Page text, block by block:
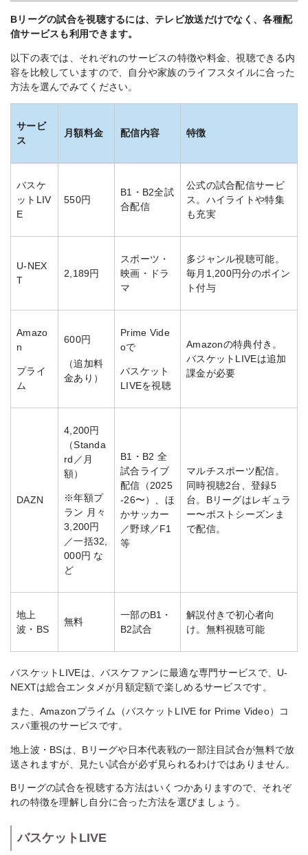
Bリーグの試合を視聴するには、テレビ放送だけでなく、各種配
信サービスも利用できます。
以下の表では、それぞれのサービスの特徴や料金、視聴できる内
容を比較していますので、自分や家族のライフスタイルに合った
方法を選んでみてください。
サービ
ス
月額料金 配信内容 特徴
バスケ
ットLIV
E
550円
B1・B2全試
合配信
公式の試合配信サービ
ス。ハイライトや特集
も充実
U-NEX
T
2,189円
スポーツ・
映画・ドラ
マ
多ジャンル視聴可能。
毎月1,200円分のポイン
ト付与
Amazo
n
プライ
ム
600円
（追加料
金あり）
Prime Vide
oで
バスケット
LIVEを視聴
Amazonの特典付き。
バスケットLIVEは追加
課金が必要
DAZN
4,200円
（Standa
rd／月
額）
※年額プ
ラン 月々
3,200円
／一括32,
000円 な
ど
B1・B2 全
試合ライブ
配信（2025
-26〜）、ほ
かサッカー
／野球／F1
等
マルチスポーツ配信。
同時視聴2台、登録5
台。Bリーグはレギュラ
ー〜ポストシーズンま
で配信。
地上
波・BS
無料
一部のB1・
B2試合
解説付きで初心者向
け。無料視聴可能
バスケットLIVEは、バスケファンに最適な専門サービスで、U-
NEXTは総合エンタメが月額定額で楽しめるサービスです。
また、Amazonプライム（バスケットLIVE for Prime Video）コ
スパ重視のサービスです。
地上波・BSは、Bリーグや日本代表戦の一部注目試合が無料で放
送されますが、見たい試合が必ず見られるわけではありません。
Bリーグの試合を視聴する方法はいくつかありますので、それぞ
れの特徴を理解し自分に合った方法を選びましょう。
バスケットLIVE